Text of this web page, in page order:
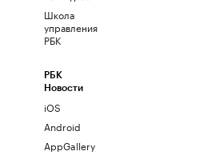
Школа
управления
РБК
РБК
Новости
iOS
Android
AppGallery